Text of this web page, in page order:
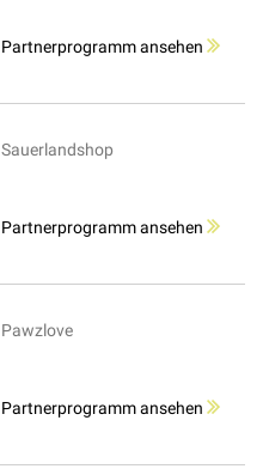
Partnerprogramm ansehen
Sauerlandshop
Partnerprogramm ansehen
Pawzlove
Partnerprogramm ansehen